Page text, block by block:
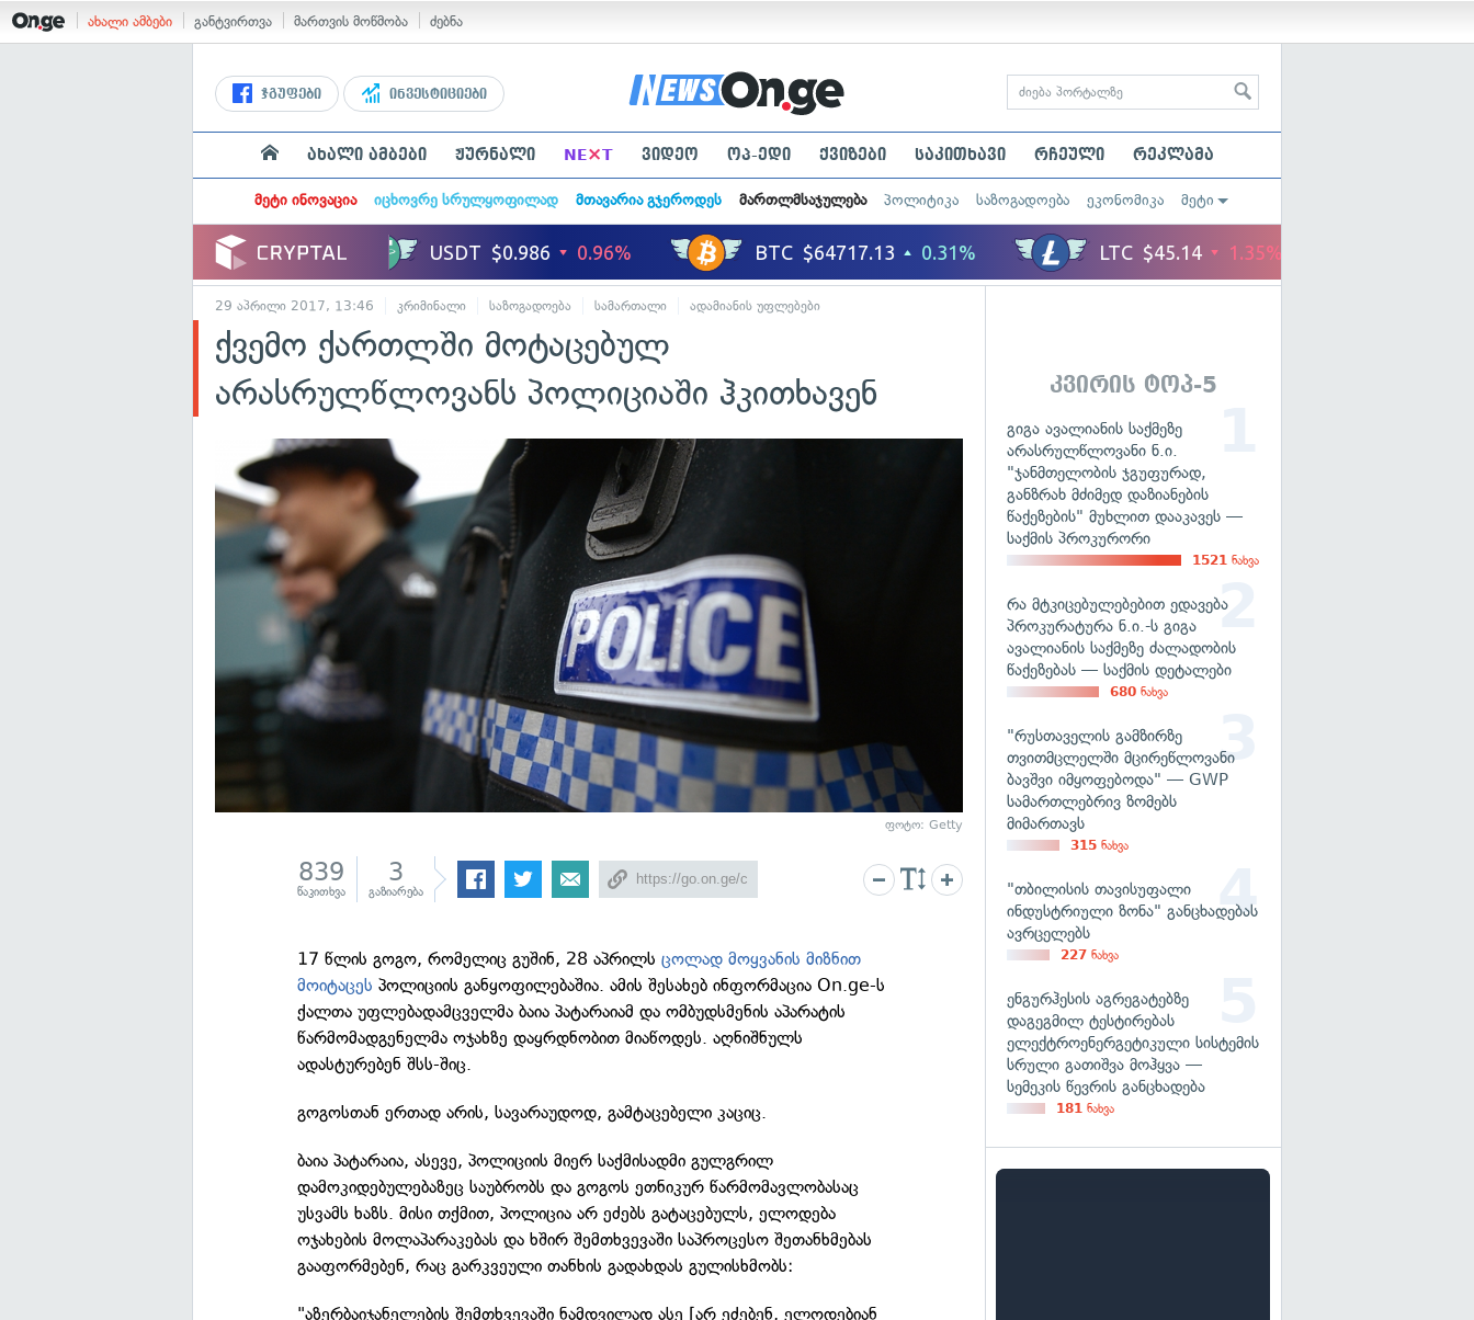
ახალი ამბები განტვირთვა მართვის მოწმობა ძებნა
ჯგუფები ინვესტიციები
ახალი ამბები ჟურნალი NE×T ვიდეო ოპ-ედი ქვიზები საკითხავი რჩეული რეკლამა
მეტი ინოვაცია იცხოვრე სრულყოფილად მთავარია გჯეროდეს მართლმსაჯულება პოლიტიკა საზოგადოება ეკონომიკა მეტი
29 აპრილი 2017, 13:46 კრიმინალი საზოგადოება სამართალი ადამიანის უფლებები
ქვემო ქართლში მოტაცებულ
არასრულწლოვანს პოლიციაში ჰკითხავენ
ფოტო: Getty
839
წაკითხვა
3
გაზიარება
17 წლის გოგო, რომელიც გუშინ, 28 აპრილსცოლად მოყვანის მიზნით
მოიტაცეს პოლიციის განყოფილებაშია. ამის შესახებ ინფორმაცია On.ge-ს
ქალთა უფლებადამცველმა ბაია პატარაიამ და ომბუდსმენის აპარატის
წარმომადგენელმა ოჯახზე დაყრდნობით მიაწოდეს. აღნიშნულს
ადასტურებენ შსს-შიც.
გოგოსთან ერთად არის, სავარაუდოდ, გამტაცებელი კაციც.
ბაია პატარაია, ასევე, პოლიციის მიერ საქმისადმი გულგრილ
დამოკიდებულებაზეც საუბრობს და გოგოს ეთნიკურ წარმომავლობასაც
უსვამს ხაზს. მისი თქმით, პოლიცია არ ეძებს გატაცებულს, ელოდება
ოჯახების მოლაპარაკებას და ხშირ შემთხვევაში საპროცესო შეთანხმებას
გააფორმებენ, რაც გარკვეული თანხის გადახდას გულისხმობს:
"აზერბაიჯანელების შემთხვევაში ნამდვილად ასე [არ ეძებენ, ელოდებიან
კვირის ტოპ-5
გიგა ავალიანის საქმეზე
არასრულწლოვანი ნ.ი.
"ჯანმთელობის ჯგუფურად,
განზრახ მძიმედ დაზიანების
წაქეზების" მუხლით დააკავეს —
საქმის პროკურორი
1521 ნახვა
რა მტკიცებულებებით ედავება
პროკურატურა ნ.ი.-ს გიგა
ავალიანის საქმეზე ძალადობის
წაქეზებას — საქმის დეტალები
680 ნახვა
"რუსთაველის გამზირზე
თვითმცლელში მცირეწლოვანი
ბავშვი იმყოფებოდა" — GWP
სამართლებრივ ზომებს
მიმართავს
315 ნახვა
"თბილისის თავისუფალი
ინდუსტრიული ზონა" განცხადებას
ავრცელებს
227 ნახვა
ენგურჰესის აგრეგატებზე
დაგეგმილ ტესტირებას
ელექტროენერგეტიკული სისტემის
სრული გათიშვა მოჰყვა —
სემეკის წევრის განცხადება
181 ნახვა